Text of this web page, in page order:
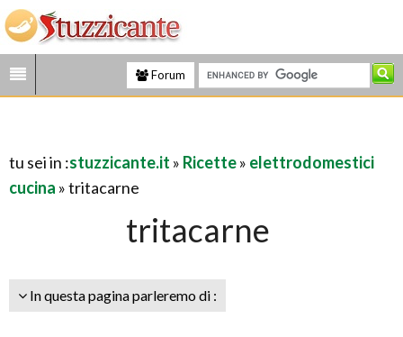
Forum
tu sei in :stuzzicante.it » Ricette» elettrodomestici
cucina » tritacarne
tritacarne
In questa pagina parleremo di :